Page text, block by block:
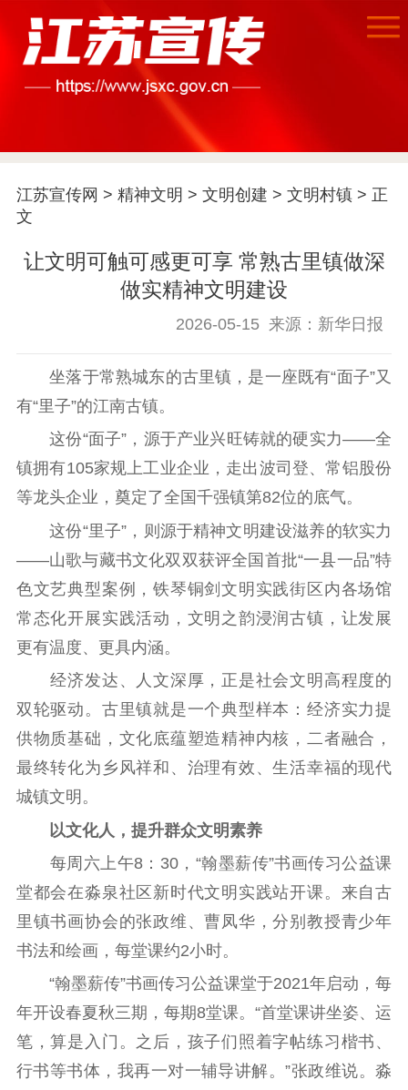
首页
公示公告
信息公开年度报
告
政策法规
工作动态
理论武装
理论学习 宣传宣讲 研究阐释
哲学社科
新闻宣传
主题宣传 对外宣传
新闻发布
记者之家
品牌栏目
精品生产 文化惠民
文化传承
文化交流
体制改革
文化产业
紫金文化艺术节
品牌活动 紫艺舞台
江苏宣传网 > 精神文明 > 文明创建 > 文明村镇> 正
文
让文明可触可感更可享 常熟古里镇做深
做实精神文明建设
2026-05-15 来源：新华日报
坐落于常熟城东的古里镇，是一座既有“面子”又
有“里子”的江南古镇。
这份“面子”，源于产业兴旺铸就的硬实力——全
镇拥有105家规上工业企业，走出波司登、常铝股份
等龙头企业，奠定了全国千强镇第82位的底气。
这份“里子”，则源于精神文明建设滋养的软实力
——山歌与藏书文化双双获评全国首批“一县一品”特
色文艺典型案例，铁琴铜剑文明实践街区内各场馆
常态化开展实践活动，文明之韵浸润古镇，让发展
更有温度、更具内涵。
经济发达、人文深厚，正是社会文明高程度的
双轮驱动。古里镇就是一个典型样本：经济实力提
供物质基础，文化底蕴塑造精神内核，二者融合，
最终转化为乡风祥和、治理有效、生活幸福的现代
城镇文明。
以文化人，提升群众文明素养
每周六上午8：30，“翰墨薪传”书画传习公益课
堂都会在淼泉社区新时代文明实践站开课。来自古
里镇书画协会的张政维、曹凤华，分别教授青少年
书法和绘画，每堂课约2小时。
“翰墨薪传”书画传习公益课堂于2021年启动，每
年开设春夏秋三期，每期8堂课。“首堂课讲坐姿、运
笔，算是入门。之后，孩子们照着字帖练习楷书、
行书等书体，我再一对一辅导讲解。”张政维说。淼